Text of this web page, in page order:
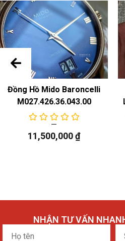
Đồng Hồ Mido Baroncelli
M027.426.36.043.00
11,500,000₫
NHẬN TƯ VẤN
Họ